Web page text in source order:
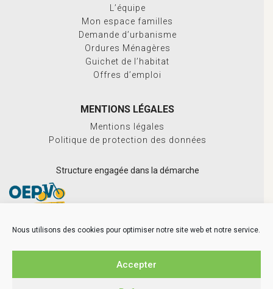
Nous utilisons des cookies pour optimiser notre site web et notre service.
Accepter
L’équipe
Mon espace familles
Demande d’urbanisme
Ordures Ménagères
Guichet de l’habitat
Offres d’emploi
MENTIONS LÉGALES
Mentions légales
Politique de protection des données
Structure engagée dans la démarche